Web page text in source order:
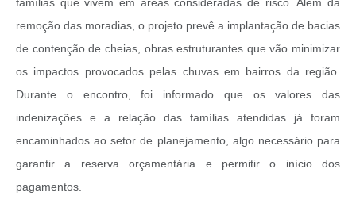
remoção das moradias, o projeto prevê a implantação de bacias
de contenção de cheias, obras estruturantes que vão minimizar
os impactos provocados pelas chuvas em bairros da região.
Durante o encontro, foi informado que os valores das
indenizações e a relação das famílias atendidas já foram
encaminhados ao setor de planejamento, algo necessário para
garantir a reserva orçamentária e permitir o início dos
pagamentos.